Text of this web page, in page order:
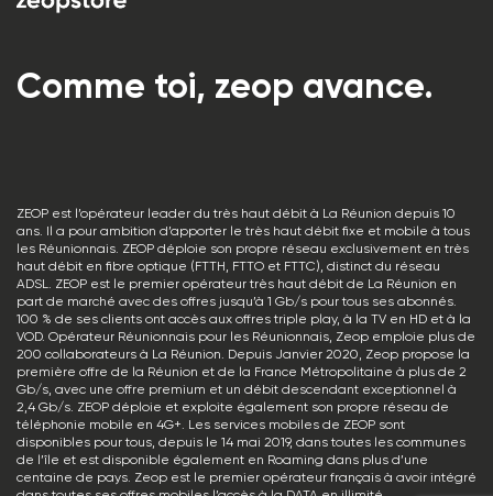
Comme toi, zeop avance.
ZEOP est l’opérateur leader du très haut débit à La Réunion depuis 10
ans. Il a pour ambition d’apporter le très haut débit fixe et mobile à tous
les Réunionnais. ZEOP déploie son propre réseau exclusivement en très
haut débit en fibre optique (FTTH, FTTO et FTTC), distinct du réseau
ADSL. ZEOP est le premier opérateur très haut débit de La Réunion en
part de marché avec des offres jusqu’à 1 Gb/s pour tous ses abonnés.
100 % de ses clients ont accès aux offres triple play, à la TV en HD et à la
VOD. Opérateur Réunionnais pour les Réunionnais, Zeop emploie plus de
200 collaborateurs à La Réunion. Depuis Janvier 2020, Zeop propose la
première offre de la Réunion et de la France Métropolitaine à plus de 2
Gb/s, avec une offre premium et un débit descendant exceptionnel à
2,4 Gb/s. ZEOP déploie et exploite également son propre réseau de
téléphonie mobile en 4G+. Les services mobiles de ZEOP sont
disponibles pour tous, depuis le 14 mai 2019, dans toutes les communes
de l’île et est disponible également en Roaming dans plus d’une
centaine de pays. Zeop est le premier opérateur français à avoir intégré